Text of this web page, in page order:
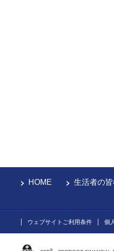
HOME 生活者の
ウェブサイトご利用条件 個
®